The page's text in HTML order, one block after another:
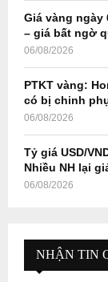
Giá vàng
– giá bất ngờ
06/08/2026
PTKT vàng:
có bị chinh
06/08/2026
Tỷ giá USD/
Nhiều NH lại
06/08/2026
NHẬN TIN